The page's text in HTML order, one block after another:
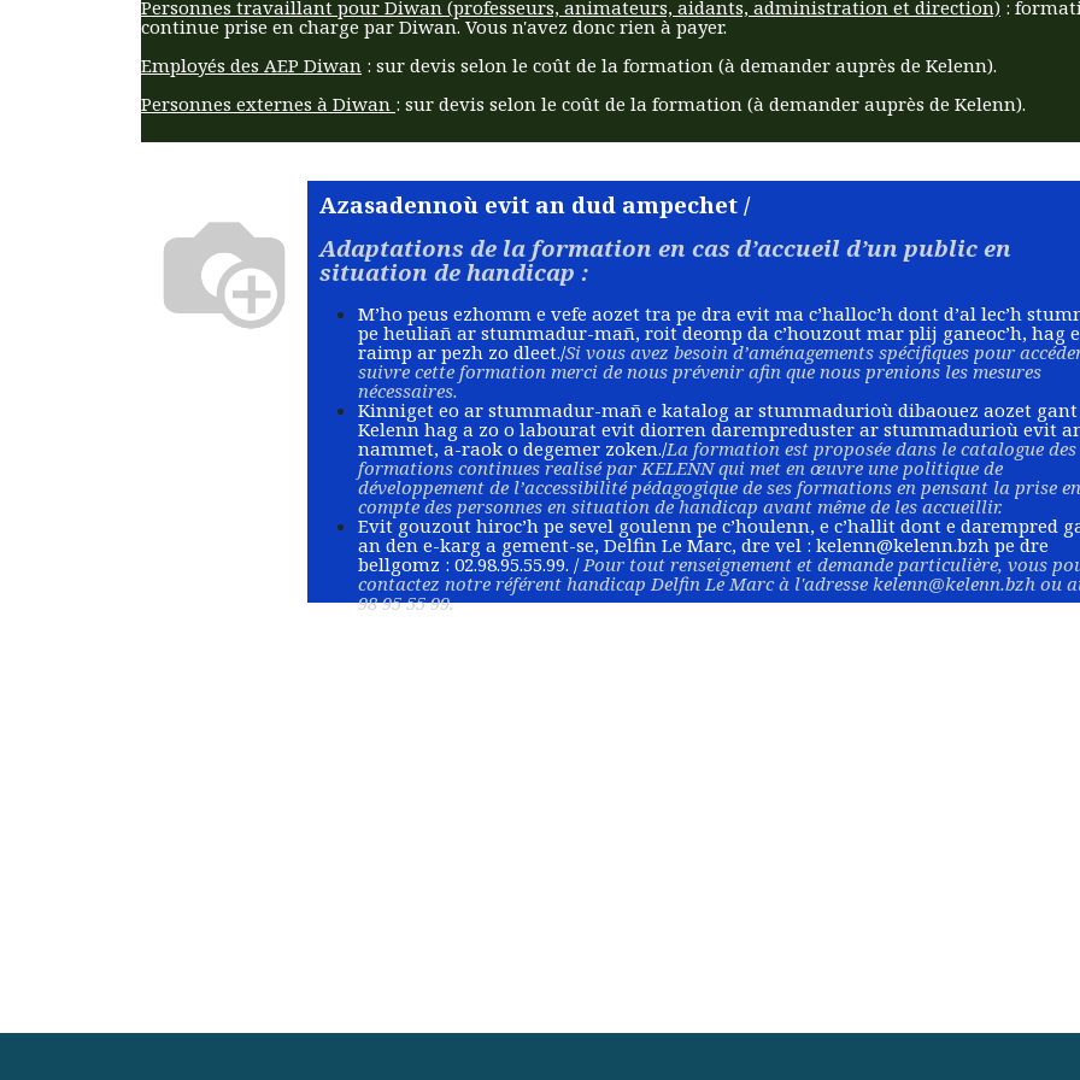
Personnes travaillant pour Diwan (professeurs, animateurs, aidants, administration et direction) :
continue prise en charge par Diwan. Vous n'avez donc rien à payer.
Employés des AEP Diwan : sur devis selon le coût de la formation (à demander auprès de Kelenn).
Personnes externes à Diwan : sur devis selon le coût de la formation (à demander auprès de Kelenn).​
Azasadennoù evit an dud ampechet /
Adaptations de la formation en cas d’accueil d’un public en
situation de handicap :
M’ho peus ezhomm e vefe aozet tra pe dra evit ma c’halloc’h dont d’al lec’h
pe heuliañ ar stummadur-mañ, roit deomp da c’houzout mar plij ganeoc’h, hag e
raimp ar pezh zo dleet./Si vous avez besoin d’aménagements spécifiques pour
suivre cette formation merci de nous prévenir afin que nous prenions les mesures
nécessaires.
Kinniget eo ar stummadur-mañ e katalog ar stummadurioù dibaouez aozet gant
Kelenn hag a zo o labourat evit diorren darempreduster ar stummadurioù evit
nammet, a-raok o degemer zoken./La formation est proposée dans le catalogue des
formations continues realisé par KELENN qui met en œuvre une politique de
développement de l’accessibilité pédagogique de ses formations en pensant la prise en
compte des personnes en situation de handicap avant même de les accueillir.
Evit gouzout hiroc’h pe sevel goulenn pe c’houlenn, e c’hallit dont e darempred
an den e-karg a gement-se, Delfin Le Marc, dre vel : kelenn@kelenn.bzhpe dre
bellgomz : 02.98.95.55.99. /Pour tout renseignement et demande particulière, vous
contactez notre référent handicap Delfin Le Marc à l'adresse kelenn@kelenn.bzhou
98 95 55 99.